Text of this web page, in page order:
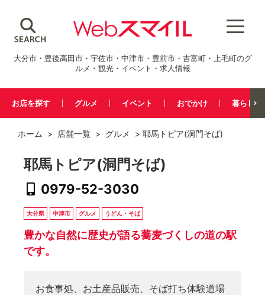
大分市・豊後高田市・宇佐市・中津市・豊前市・吉富町・上毛町のグ
ルメ・観光・イベント・求人情報
お店を探す グルメ イベント おでかけ 暮らし
ホーム > 店舗一覧 > グルメ > 耶馬トピア(洞門そば)
耶馬トピア(洞門そば)
0979-52-3030
大分県 中津市 グルメ うどん・そば
豊かな自然に歴史が語る蕎麦づくしの道の駅
です。
お食事処、お土産品販売、そば打ち体験道場